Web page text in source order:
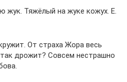
Тяжёлый на жуке кожух. Е.
От страха Жора весь
дрожит? Совсем нестрашно